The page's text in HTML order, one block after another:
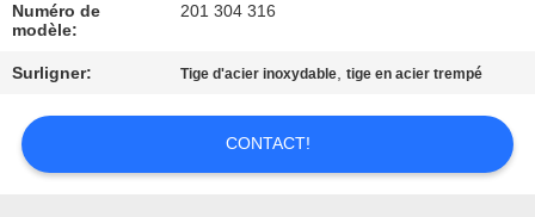
CONTRÔLE
DE
LA
QUALITÉ
Numéro de
modèle:
201 304 316
Surligner: Tige d'acier inoxydable,tige en acier trempé
CONTACT!